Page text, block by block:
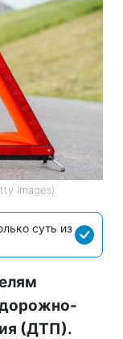
Images)
суть из
дорожно-
(ДТП).